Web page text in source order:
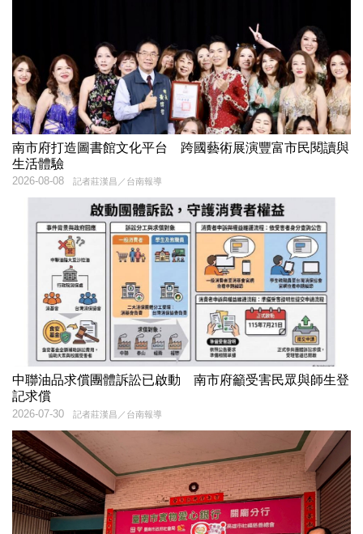
南市府打造圖書館文化平台 跨國藝術展演豐富市民閱讀與
生活體驗
記者莊漢昌／台南報導
2026-08-08
中聯油品求償團體訴訟已啟動 南市府籲受害民眾與師生登
記求償
記者莊漢昌／台南報導
2026-07-30